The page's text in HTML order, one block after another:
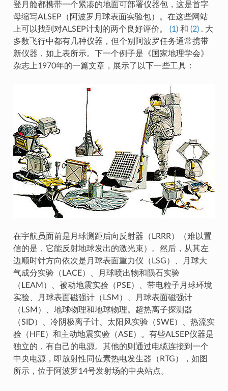
登月舱都携带一个紧凑的地面可部署仪器包，这是首字
母缩写ALSEP（阿波罗月球表面实验包）。在这些网站
上可以找到对ALSEP计划的两个良好评价。 (1)和 (2). 大
多数飞行中都有几种仪器，但个别阿波罗任务通常携带
新仪器，如上表所示。下一个例子是《国家地理学会》
杂志上1970年的一篇文章，展示了以下一些工具：
在宇航员面前是月球测距后向反射器（LRRR）（难以置
信的是，它能反射地球发出的激光束）。然后，从其左
边顺时针方向依次是月球表面重力仪（LSG）、月球大
气成分实验（LACE）、月球喷出物和陨石实验
（LEAM）、被动地震实验（PSE）、带电粒子月球环境
实验、月球表面磁强计（LSM）、月球表面磁强计
（LSM）、地球物理和地球物理。超热离子探测器
（SID）、冷阴极离子计、太阳风实验（SWE）、热流实
验（HFE）和主动地震实验（ASE）。有些ALSEP仪器是
独立的，有自己的电源。其他的则通过电缆连接到一个
中央电源，即放射性同位素热电发生器（RTG），如图
所示，位于阿波罗14号发射场的中央站点。